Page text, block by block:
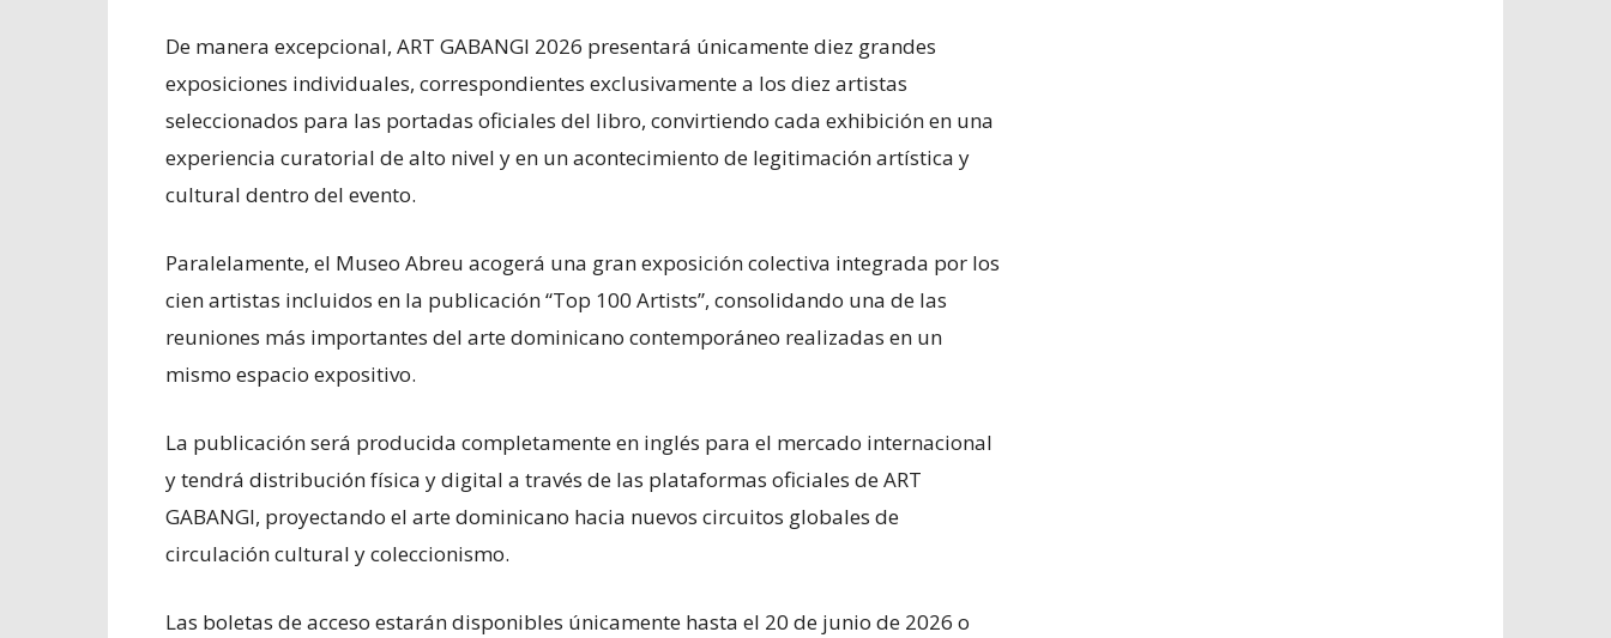
De manera excepcional, ART GABANGI 2026 presentará únicamente diez grandes
exposiciones individuales, correspondientes exclusivamente a los diez artistas
seleccionados para las portadas oficiales del libro, convirtiendo cada exhibición en una
experiencia curatorial de alto nivel y en un acontecimiento de legitimación artística y
cultural dentro del evento.
Paralelamente, el Museo Abreu acogerá una gran exposición colectiva integrada por los
cien artistas incluidos en la publicación “Top 100 Artists”, consolidando una de las
reuniones más importantes del arte dominicano contemporáneo realizadas en un
mismo espacio expositivo.
La publicación será producida completamente en inglés para el mercado internacional
y tendrá distribución física y digital a través de las plataformas oficiales de ART
GABANGI, proyectando el arte dominicano hacia nuevos circuitos globales de
circulación cultural y coleccionismo.
Las boletas de acceso estarán disponibles únicamente hasta el 20 de junio de 2026 o